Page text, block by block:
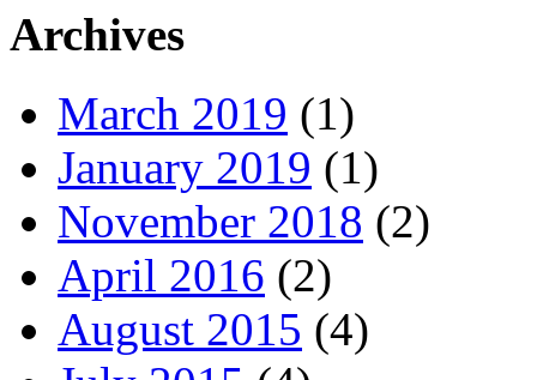
Archives
March 2019 (1)
January 2019 (1)
November 2018 (2)
April 2016 (2)
August 2015 (4)